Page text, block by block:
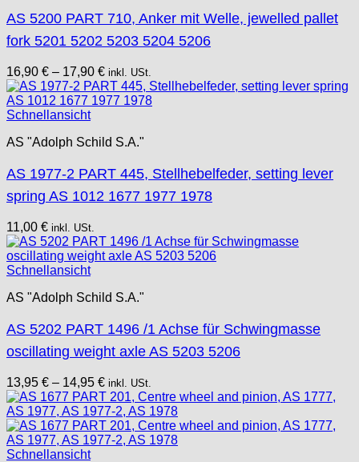
AS 5200 PART 710, Anker mit Welle, jewelled pallet
fork 5201 5202 5203 5204 5206
16,90 € – 17,90 € inkl. USt.
Schnellansicht
AS "Adolph Schild S.A."
AS 1977-2 PART 445, Stellhebelfeder, setting lever
spring AS 1012 1677 1977 1978
11,00 € inkl. USt.
Schnellansicht
AS "Adolph Schild S.A."
AS 5202 PART 1496 /1 Achse für Schwingmasse
oscillating weight axle AS 5203 5206
13,95 € – 14,95 € inkl. USt.
Schnellansicht